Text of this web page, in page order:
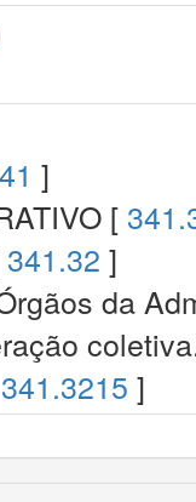
]
[
341.32 ]
da
341.3215 ]